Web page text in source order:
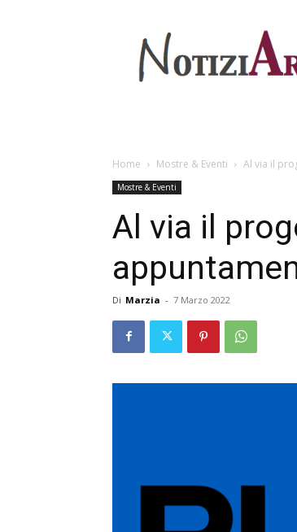
Home Mostre & Eventi Al via il
Mostre & Eventi
Al via il
Di Marzia - 7 Marzo 2022